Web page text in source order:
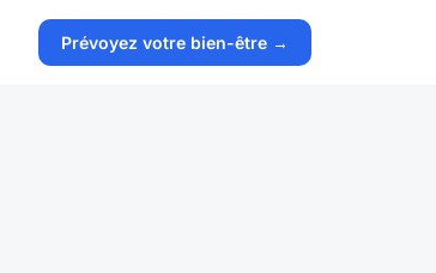
Prévoyez votre bien-être →